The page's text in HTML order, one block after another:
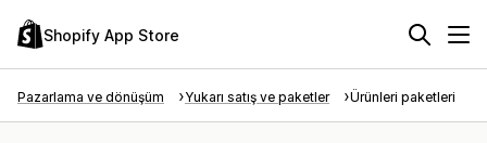
Shopify App Store
Pazarlama ve dönüşüm Yukarı satış ve paketler Ürünleri paketleri